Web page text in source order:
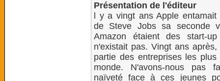
Présentation de l'éditeur
l y a vingt ans Apple
de Steve Jobs sa seconde
Amazon étaient des start-
n'existait pas. Vingt ans
partie des entreprises les plus
monde. N'avons-nous pas
naïveté face à ces jeunes